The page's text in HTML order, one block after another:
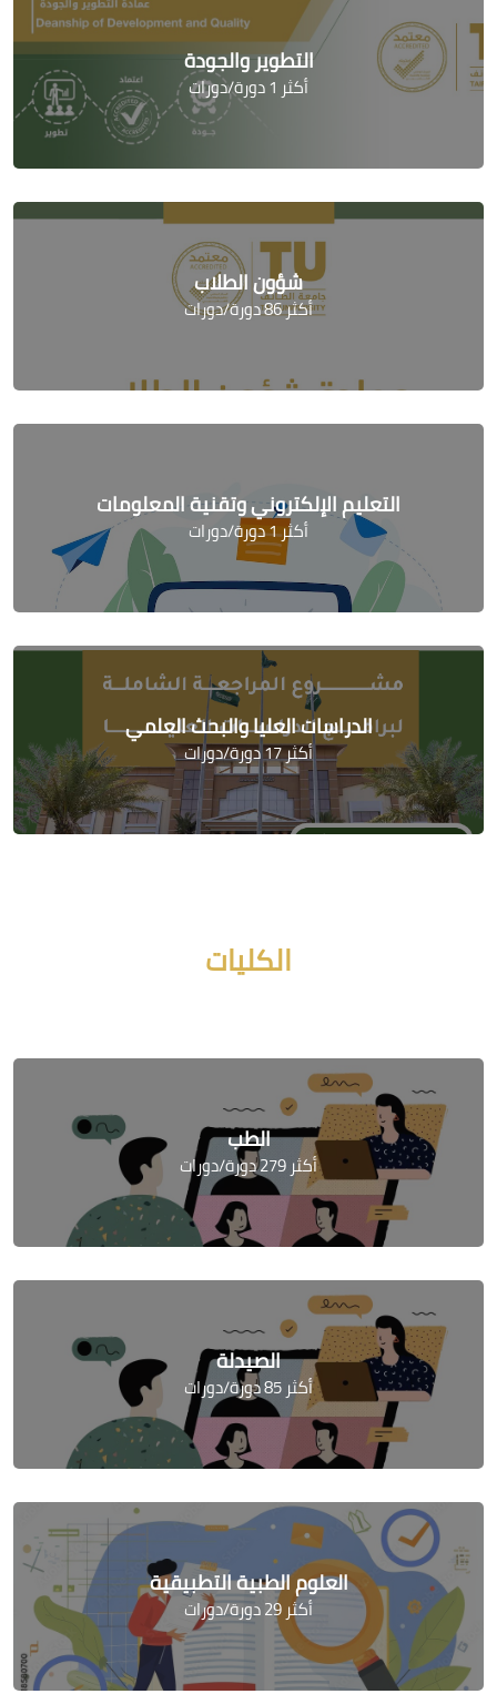
التطوير والجودة
أكثر 1 دورة/دورات
شؤون الطلاب
أكثر 86 دورة/دورات
التعليم الإلكتروني وتقنية المعلومات
أكثر 1 دورة/دورات
الدراسات العليا والبحث العلمي
أكثر 17 دورة/دورات
الكليات
الطب
أكثر 279 دورة/دورات
الصيدلة
أكثر 85 دورة/دورات
العلوم الطبية التطبيقية
أكثر 29 دورة/دورات